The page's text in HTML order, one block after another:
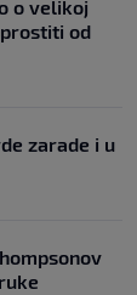
o velikoj
od
zarade i u